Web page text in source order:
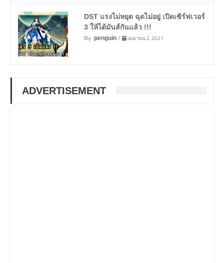
DST แรงไม่หยุด ฉุดไม่อยู่ เปิดเซิร์ฟเวอร์
3 ให้ได้มันส์กันแล้ว !!!
By penguin/ เมษายน 2, 2021
ADVERTISEMENT